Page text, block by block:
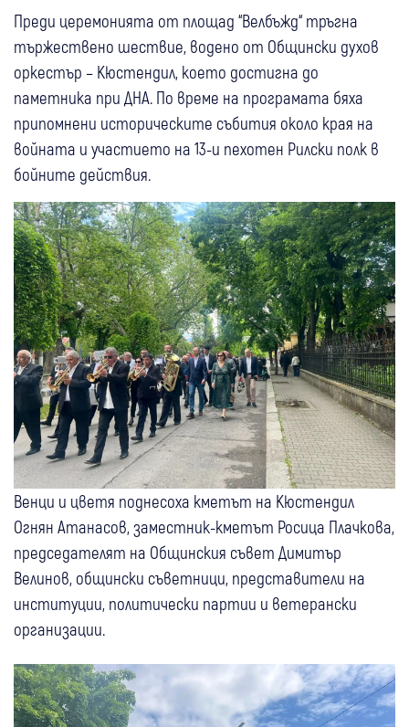
Преди церемонията от площад “Велбъжд“ тръгна
тържествено шествие, водено от Общински духов
оркестър – Кюстендил, което достигна до
паметника при ДНА. По време на програмата бяха
припомнени историческите събития около края на
войната и участието на 13-и пехотен Рилски полк в
бойните действия.
Венци и цветя поднесоха кметът на Кюстендил
Огнян Атанасов, заместник-кметът Росица Плачкова,
председателят на Общинския съвет Димитър
Велинов, общински съветници, представители на
институции, политически партии и ветерански
организации.